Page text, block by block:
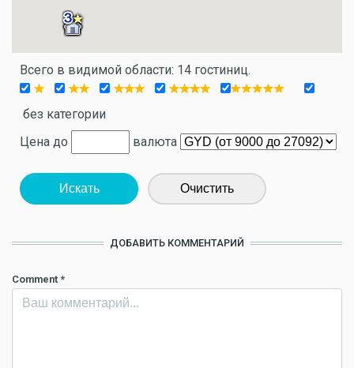
Всего в видимой области: 14 гостиниц.
без категории
Цена до
валюта
Искать Очистить
ДОБАВИТЬ КОММЕНТАРИЙ
Comment *